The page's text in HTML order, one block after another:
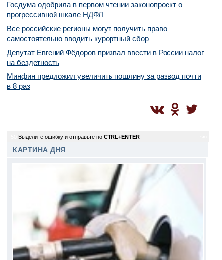
Госдума одобрила в первом чтении законопроект о
прогрессивной шкале НДФЛ
Все российские регионы могут получить право
самостоятельно вводить курортный сбор
Депутат Евгений Фёдоров призвал ввести в России налог
на бездетность
Минфин предложил увеличить пошлину за развод почти
в 8 раз
Выделите ошибку и отправьте по CTRL+ENTER
КАРТИНА ДНЯ